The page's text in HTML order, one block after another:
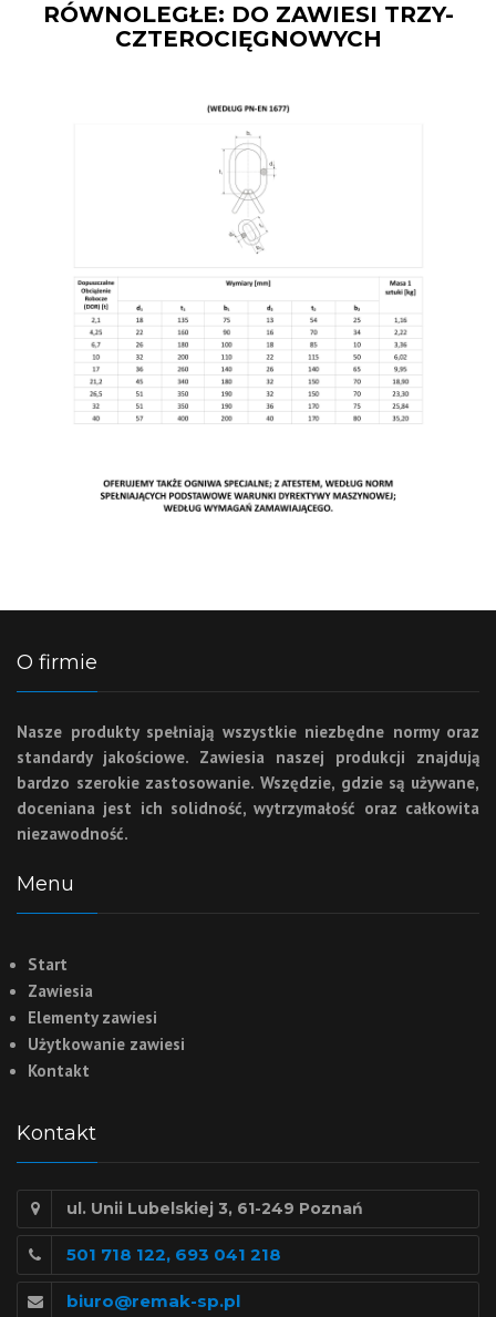
RÓWNOLEGŁE: DO ZAWIESI TRZY-
CZTEROCIĘGNOWYCH
O firmie
Nasze produkty spełniają wszystkie niezbędne normy oraz
standardy jakościowe. Zawiesia naszej produkcji znajdują
bardzo szerokie zastosowanie. Wszędzie, gdzie są używane,
doceniana jest ich solidność, wytrzymałość oraz całkowita
niezawodność.
Menu
Start
Zawiesia
Elementy zawiesi
Użytkowanie zawiesi
Kontakt
Kontakt
ul. Unii Lubelskiej 3, 61-249 Poznań
501 718 122, 693 041 218
biuro@remak-sp.pl